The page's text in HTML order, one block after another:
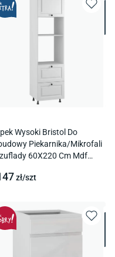
Wysoki Bristol Do
Piekarnika/Mikrofali
60X220 Cm Mdf
Hk-Xs
zł/szt